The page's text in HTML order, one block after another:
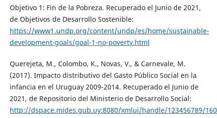
Objetivo 1: Fin de la Pobreza. Recuperado el Junio de 2021,
de Objetivos de Desarrollo Sostenible:
https://www1.undp.org/content/undp/es/home/sustainable-
development-goals/goal-1-no-poverty.html
Querejeta, M., Colombo, K., Novas, V., & Carnevale, M.
(2017). Impacto distributivo del Gasto Público Social en la
infancia en el Uruguay 2009-2014. Recuperado el Junio de
2021, de Repositorio del Ministerio de Desarrollo Social:
http://dspace.mides.gub.uy:8080/xmlui/handle/123456789/